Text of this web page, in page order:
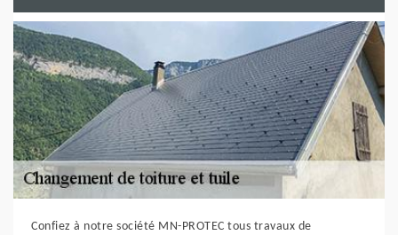
Confiez à notre société MN-PROTEC tous travaux de